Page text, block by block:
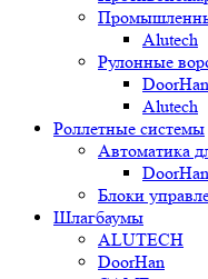
Alutech
Рулонные
DoorHan
Alutech
Роллетные системы
Автоматика
DoorHan
Блоки
Шлагбаумы
ALUTECH
DoorHan